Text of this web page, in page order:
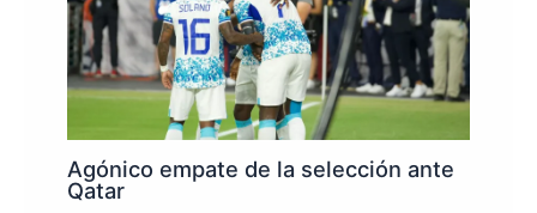
Agónico empate de la selección ante
Qatar